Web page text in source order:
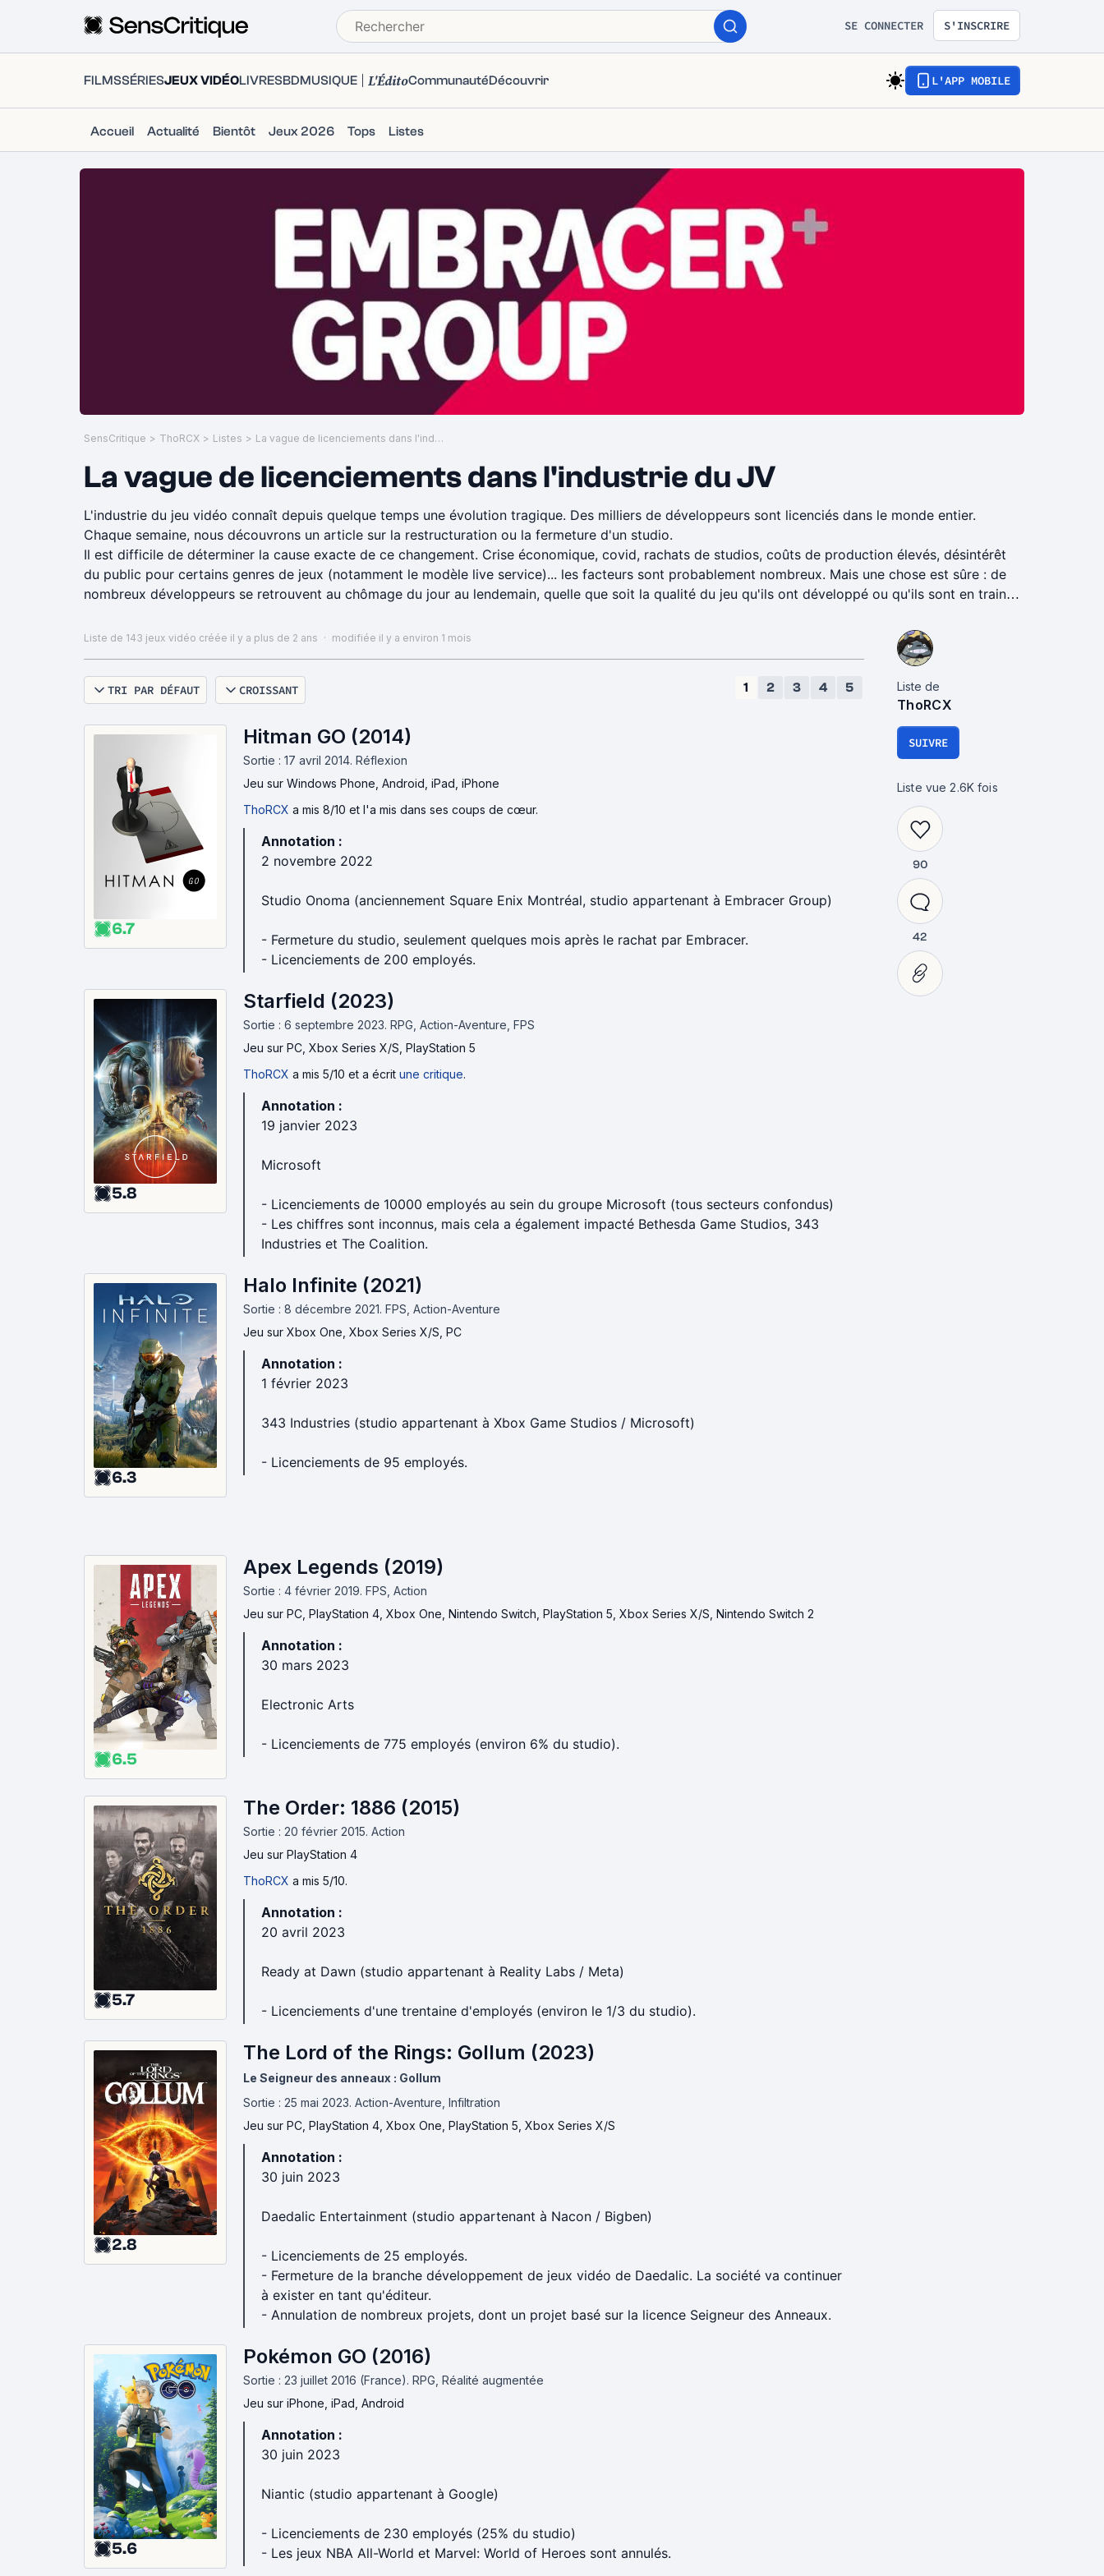
SE CONNECTER S'INSCRIRE
FILMSSÉRIESJEUX VIDÉOLIVRESBDMUSIQUE L'ÉditoCommunautéDécouvrir L'APP MOBILE
Accueil Actualité Bientôt Jeux 2026 Tops Listes
SensCritique > ThoRCX > Listes > La vague de licenciements dans l'industrie du JV
La vague de licenciements dans l'industrie du JV
L'industrie du jeu vidéo connaît depuis quelque temps une évolution tragique. Des milliers de développeurs sont licenciés dans le monde entier.
Chaque semaine, nous découvrons un article sur la restructuration ou la fermeture d'un studio.
Il est difficile de déterminer la cause exacte de ce changement. Crise économique, covid, rachats de studios, coûts de production élevés, désintérêt
du public pour certains genres de jeux (notamment le modèle live service)... les facteurs sont probablement nombreux. Mais une chose est sûre : de
nombreux développeurs se retrouvent au chômage du jour au lendemain, quelle que soit la qualité du jeu qu'ils ont développé ou qu'ils sont en train
J'ai hésité à créer cette liste en raison de son caractère déprimant. Mais à force de voir défiler les nouvelles sur les licenciements, on s'y habitue et on
les oublie. Je pense qu'il est important de suivre les changements qui se produisent dans l'industrie au niveau mondial, afin de voir l'ampleur des
dégâts, et avoir une meilleure idée de ce qui se passe réellement.
PS : pour cette liste, je vais me concentrer sur les éditeurs de jeux vidéo et les studios de développement. Mais il ne faut pas oublier que d'autres
entreprises indirectement liées aux jeux vidéo ont également été massivement touchées, comme Discord ou Twitch.
Liste de 143 jeux vidéo créée il y a plus de 2 ans · modifiée il y a environ 1 mois
TRI PAR DÉFAUT CROISSANT 1 2 3 4 5
6.7
Hitman GO (2014)
Sortie : 17 avril 2014. Réflexion
Jeu sur Windows Phone, Android, iPad, iPhone
ThoRCX a mis 8/10 et l'a mis dans ses coups de cœur.
Annotation :
2 novembre 2022
Studio Onoma (anciennement Square Enix Montréal, studio appartenant à Embracer Group)
- Fermeture du studio, seulement quelques mois après le rachat par Embracer.
- Licenciements de 200 employés.
5.8
Starfield (2023)
Sortie : 6 septembre 2023. RPG, Action-Aventure, FPS
Jeu sur PC, Xbox Series X/S, PlayStation 5
ThoRCX a mis 5/10 et a écrit une critique.
Annotation :
19 janvier 2023
Microsoft
- Licenciements de 10000 employés au sein du groupe Microsoft (tous secteurs confondus)
- Les chiffres sont inconnus, mais cela a également impacté Bethesda Game Studios, 343
Industries et The Coalition.
6.3
Halo Infinite (2021)
Sortie : 8 décembre 2021. FPS, Action-Aventure
Jeu sur Xbox One, Xbox Series X/S, PC
Annotation :
1 février 2023
343 Industries (studio appartenant à Xbox Game Studios / Microsoft)
- Licenciements de 95 employés.
6.5
Apex Legends (2019)
Sortie : 4 février 2019. FPS, Action
Jeu sur PC, PlayStation 4, Xbox One, Nintendo Switch, PlayStation 5, Xbox Series X/S, Nintendo Switch 2
Annotation :
30 mars 2023
Electronic Arts
- Licenciements de 775 employés (environ 6% du studio).
5.7
The Order: 1886 (2015)
Sortie : 20 février 2015. Action
Jeu sur PlayStation 4
ThoRCX a mis 5/10.
Annotation :
20 avril 2023
Ready at Dawn (studio appartenant à Reality Labs / Meta)
- Licenciements d'une trentaine d'employés (environ le 1/3 du studio).
2.8
The Lord of the Rings: Gollum (2023)
Le Seigneur des anneaux : Gollum
Sortie : 25 mai 2023. Action-Aventure, Infiltration
Jeu sur PC, PlayStation 4, Xbox One, PlayStation 5, Xbox Series X/S
Annotation :
30 juin 2023
Daedalic Entertainment (studio appartenant à Nacon / Bigben)
- Licenciements de 25 employés.
- Fermeture de la branche développement de jeux vidéo de Daedalic. La société va continuer
à exister en tant qu'éditeur.
- Annulation de nombreux projets, dont un projet basé sur la licence Seigneur des Anneaux.
5.6
Pokémon GO (2016)
Sortie : 23 juillet 2016 (France). RPG, Réalité augmentée
Jeu sur iPhone, iPad, Android
Annotation :
30 juin 2023
Niantic (studio appartenant à Google)
- Licenciements de 230 employés (25% du studio)
- Les jeux NBA All-World et Marvel: World of Heroes sont annulés.
Liste de
ThoRCX
SUIVRE
Liste vue2.6Kfois
90
42